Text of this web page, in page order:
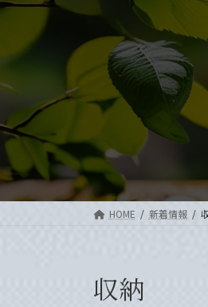
HOME 新着情報
収納